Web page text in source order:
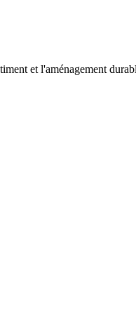
et l'aménagement